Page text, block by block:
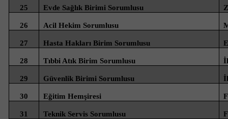
25 Evde Sağlık Birimi Sorumlusu
26 Acil Hekim Sorumlusu
27 Hasta Hakları Birim Sorumlusu
28 Tıbbi Atık Birim Sorumlusu
29 Güvenlik Birimi Sorumlusu
30 Eğitim Hemşiresi
31 Teknik Servis Sorumlusu